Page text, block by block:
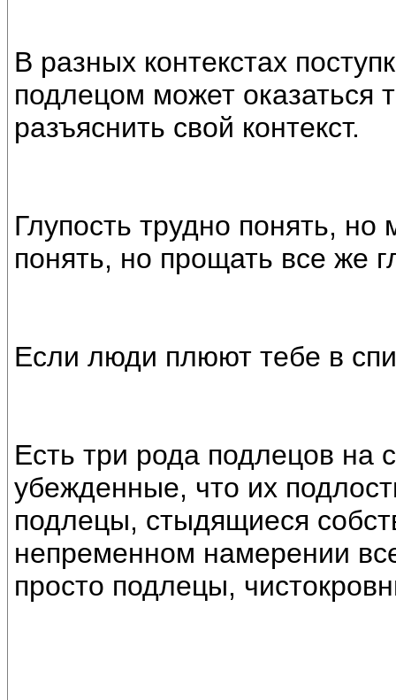
В разных контекстах
подлецом может оказаться
разъяснить свой контекст.
Глупость трудно понять,
понять, но прощать все же
Если люди плюют тебе в
Есть три рода подлецов на
убежденные, что их
подлецы, стыдящиеся
непременном намерении
просто подлецы,